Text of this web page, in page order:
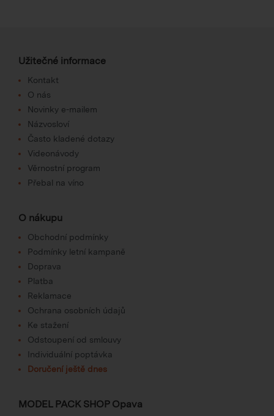
Užitečné informace
Kontakt
O nás
Novinky e-mailem
Názvosloví
Často kladené dotazy
Videonávody
Věrnostní program
Přebal na víno
O nákupu
Obchodní podmínky
Podmínky letní kampaně
Doprava
Platba
Reklamace
Ochrana osobních údajů
Ke stažení
Odstoupení od smlouvy
Individuální poptávka
Doručení ještě dnes
MODEL PACK SHOP Opava